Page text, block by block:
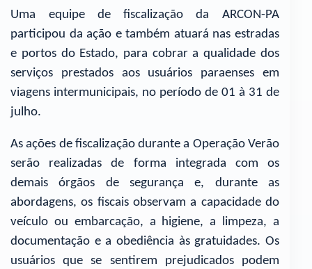
Uma equipe de fiscalização da ARCON-PA
participou da ação e também atuará nas estradas
e portos do Estado, para cobrar a qualidade dos
serviços prestados aos usuários paraenses em
viagens intermunicipais, no período de 01 à 31 de
julho.
As ações de fiscalização durante a Operação Verão
serão realizadas de forma integrada com os
demais órgãos de segurança e, durante as
abordagens, os fiscais observam a capacidade do
veículo ou embarcação, a higiene, a limpeza, a
documentação e a obediência às gratuidades. Os
usuários que se sentirem prejudicados podem